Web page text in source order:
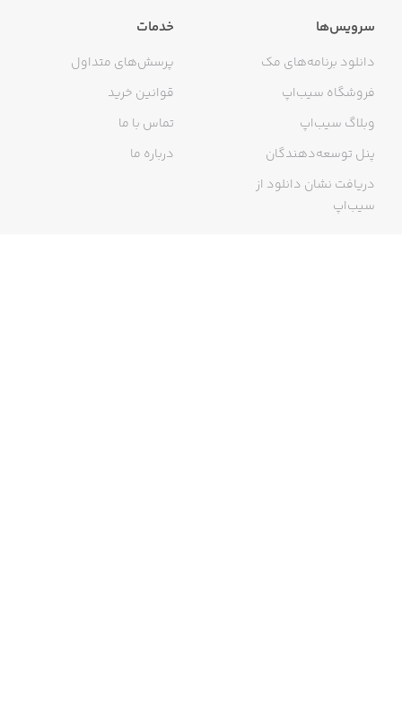
سرویس‌ها
دانلود برنامه‌های مک
فروشگاه سیب‌اپ
وبلاگ سیب‌اپ
پنل توسعه‌دهندگان
دریافت نشان دانلود از
سیب‌اپ
خدمات
پرسش‌های متداول
قوانین خرید
تماس با ما
درباره ما